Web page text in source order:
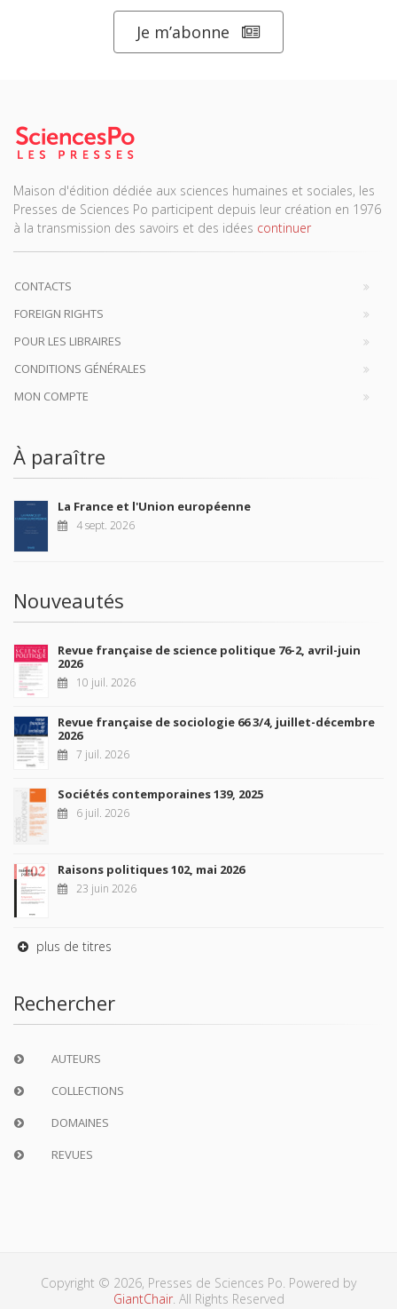
Je m’abonne
Maison d'édition dédiée aux sciences humaines et sociales, les
Presses de Sciences Po participent depuis leur création en 1976
à la transmission des savoirs et des idées continuer
CONTACTS
FOREIGN RIGHTS
POUR LES LIBRAIRES
CONDITIONS GÉNÉRALES
MON COMPTE
À paraître
La France et l'Union européenne
4 sept. 2026
Nouveautés
Revue française de science politique 76-2, avril-juin
2026
10 juil. 2026
Revue française de sociologie 66 3/4, juillet-décembre
2026
7 juil. 2026
Sociétés contemporaines 139, 2025
6 juil. 2026
Raisons politiques 102, mai 2026
23 juin 2026
plus de titres
Rechercher
AUTEURS
COLLECTIONS
DOMAINES
REVUES
Copyright © 2026, Presses de Sciences Po. Powered by
GiantChair. All Rights Reserved